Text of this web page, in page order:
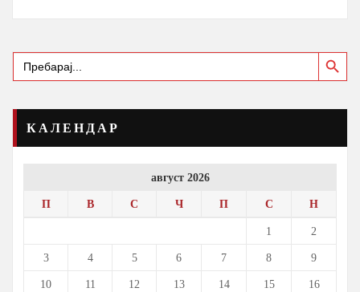
Search
for:
Search Button
КАЛЕНДАР
август 2026
П В С Ч П С Н
1 2
3 4 5 6 7 8 9
10 11 12 13 14 15 16